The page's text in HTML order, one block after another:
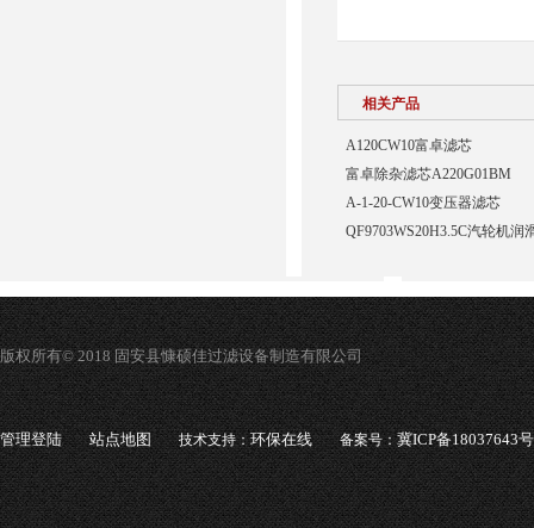
相关产品
A120CW10富卓滤芯
富卓除杂滤芯A220G01BM
A-1-20-CW10变压器滤芯
QF9703WS20H3.5C汽轮机润
版权所有© 2018 固安县慷硕佳过滤设备制造有限公司
管理登陆 站点地图 技术支持：环保在线 备案号：冀ICP备18037643